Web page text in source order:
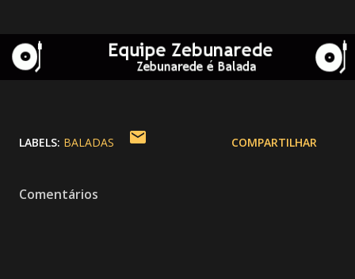
LABELS: BALADAS COMPARTILHAR
Comentários